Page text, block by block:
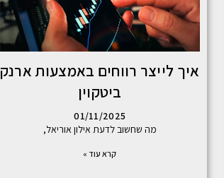
איך לייצר רווחים באמצעות ארנק
ביטקוין
01/11/2025
מה שחשוב לדעת אילון אוריאל,
קרא עוד »